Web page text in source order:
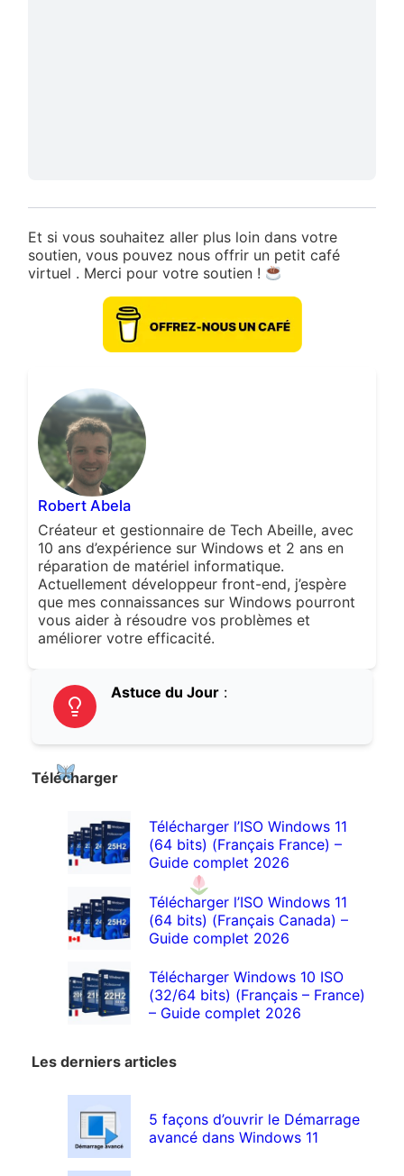
Et si vous souhaitez aller plus loin dans votre
soutien, vous pouvez nous offrir un petit café
virtuel . Merci pour votre soutien !
Robert Abela
Créateur et gestionnaire de Tech Abeille, avec
10 ans d’expérience sur Windows et 2 ans en
réparation de matériel informatique.
Actuellement développeur front-end, j’espère
que mes connaissances sur Windows pourront
vous aider à résoudre vos problèmes et
améliorer votre efficacité.
Astuce du Jour:
Télécharger
Télécharger l’ISO Windows 11
(64 bits) (Français France) –
Guide complet 2026
Télécharger l’ISO Windows 11
(64 bits) (Français Canada) –
Guide complet 2026
Télécharger Windows 10 ISO
(32/64 bits) (Français – France)
– Guide complet 2026
Les derniers articles
5 façons d’ouvrir le Démarrage
avancé dans Windows 11